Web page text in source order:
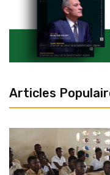
Articles